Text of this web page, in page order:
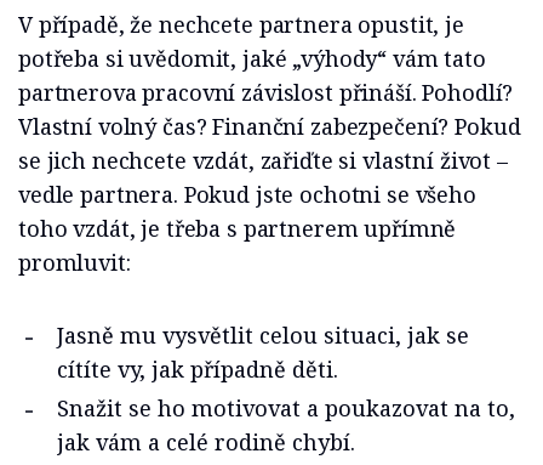
V případě, že nechcete partnera opustit, je
potřeba si uvědomit, jaké „výhody“ vám tato
partnerova pracovní závislost přináší. Pohodlí?
Vlastní volný čas? Finanční zabezpečení? Pokud
se jich nechcete vzdát, zařiďte si vlastní život –
vedle partnera. Pokud jste ochotni se všeho
toho vzdát, je třeba s partnerem upřímně
promluvit:
Jasně mu vysvětlit celou situaci, jak se
cítíte vy, jak případně děti.
Snažit se ho motivovat a poukazovat na to,
jak vám a celé rodině chybí.